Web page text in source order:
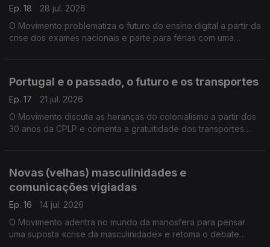
Ep. 18
28 jul. 2026
O Movimento problematiza o futuro do ensino digital a partir da
crise dos exames nacionais e parte para férias com uma
Portugal e o passado, o futuro e os transportes
Ep. 17
21 jul. 2026
O Movimento discute as heranças do colonialismo a partir dos
30 anos da CPLP e comenta a gratuitidade dos transportes
Novas (velhas) masculinidades e
comunicações vigiadas
Ep. 16
14 jul. 2026
O Movimento adentra no mundo da manosfera para pensar
uma suposta «crise da masculinidade» e retoma o debate